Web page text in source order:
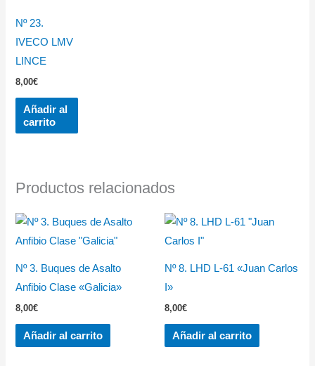
Nº 23.
IVECO LMV
LINCE
8,00€
Añadir al
carrito
Productos relacionados
Nº 3. Buques de Asalto
Anfibio Clase «Galicia»
8,00€
Añadir al carrito
Nº 8. LHD L-61 «Juan Carlos
I»
8,00€
Añadir al carrito